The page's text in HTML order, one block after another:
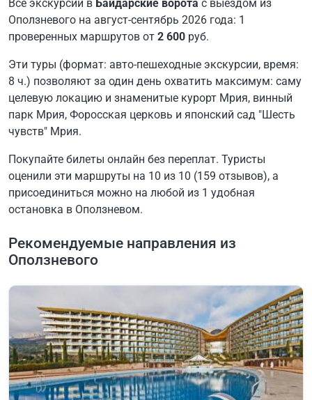
Все экскурсии в Байдарские ворота с выездом из
Оползневого на август-сентябрь 2026 года: 1
проверенных маршрутов от 2 600 руб.
Эти туры (формат: авто-пешеходные экскурсии, время:
8 ч.) позволяют за один день охватить максимум: саму
целевую локацию и знаменитые курорт Мрия, винный
парк Мрия, Форосская церковь и японский сад "Шесть
чувств" Мрия.
Покупайте билеты онлайн без переплат. Туристы
оценили эти маршруты на 10 из 10 (159 отзывов), а
присоединиться можно на любой из 1 удобная
остановка в Оползневом.
Рекомендуемые направления из
Оползневого